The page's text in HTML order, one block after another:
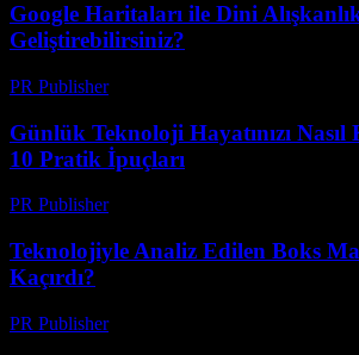
Google Haritaları ile Dini
Geliştirebilirsiniz?
PR Publisher-
Günlük Teknoloji Hayatınızı
10 Pratik İpuçları
PR Publisher-
Teknolojiyle Analiz Edilen Boks
Kaçırdı?
PR Publisher-